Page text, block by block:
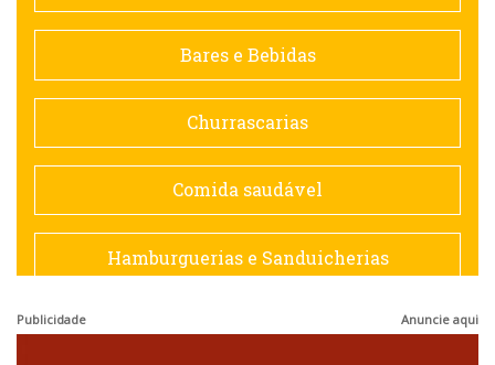
Contemporânea
Doceria
Espanhola
Francesa
Bares e Bebidas
Churrascarias
Comida saudável
Hamburguerias e Sanduicherias
Publicidade Anuncie aqui